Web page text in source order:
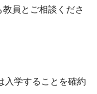
員とご相談くださ
入学することを確約